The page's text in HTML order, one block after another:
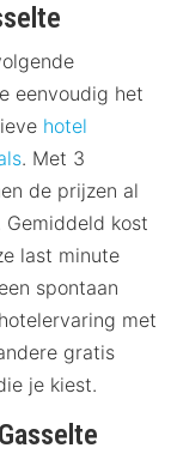
eenvoudig het
hotel
. Met 3
de prijzen al
kost
last minute
spontaan
met
gratis
je kiest.